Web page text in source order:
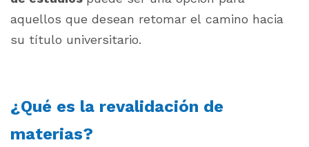
aquellos que desean retomar el camino hacia
su título universitario.
¿Qué es la revalidación de
materias?